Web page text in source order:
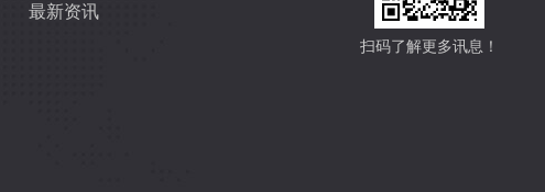
最新资讯
扫码了解更多讯息！